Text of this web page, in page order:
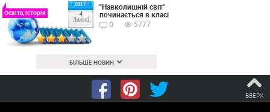
2017
4
Лютий
Освіта, Історія
"Навколишній світ"
починається в класі
0
5777
БІЛЬШЕ НОВИН
ВВЕРХ